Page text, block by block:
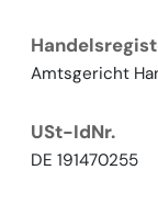
Amtsgericht
USt-IdNr.
DE 191470255